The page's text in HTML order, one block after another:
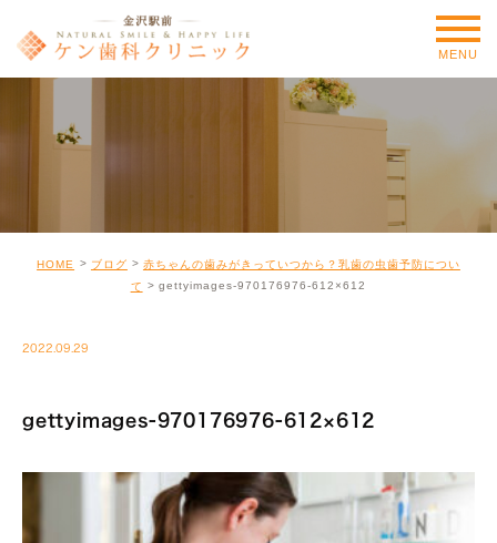
MENU
HOME ブログ
赤ちゃんの歯みがきっていつから？乳歯の虫歯予防につい
て
gettyimages-970176976-612×612
2022.09.29
gettyimages-970176976-612×612